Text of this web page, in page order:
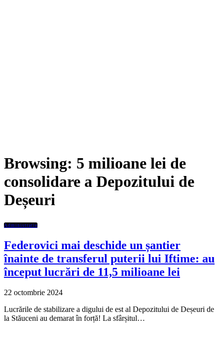
Browsing: 5 milioane lei de
consolidare a Depozitului de
Deșeuri
Administratie
Federovici mai deschide un șantier
înainte de transferul puterii lui Iftime: au
început lucrări de 11,5 milioane lei
22 octombrie 2024
Lucrările de stabilizare a digului de est al Depozitului de Deșeuri de
la Stăuceni au demarat în forță! La sfârșitul…